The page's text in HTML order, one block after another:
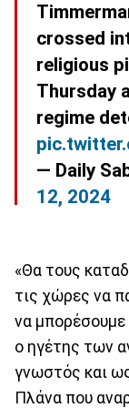
crossed
religious
Thursday
regime
— Daily
12, 2024
«Θα τους
τις χώρες να
να μπορέσουμε
ο ηγέτης των
γνωστός και
Πλάνα που